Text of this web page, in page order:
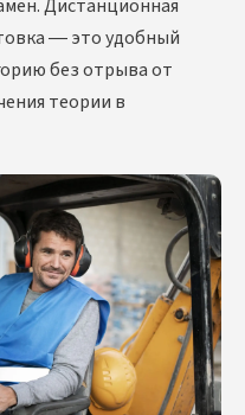
Дистанционная
— это удобный
без отрыва от
теории в